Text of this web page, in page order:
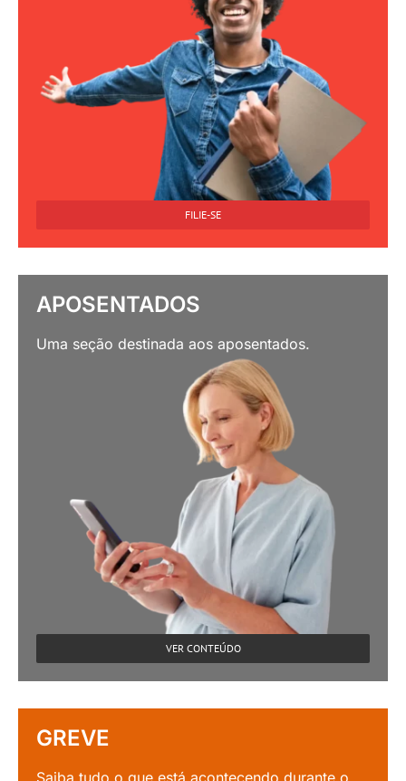
FILIE-SE
APOSENTADOS
Uma seção destinada aos aposentados.
VER CONTEÚDO
GREVE
Saiba tudo o que está acontecendo durante o